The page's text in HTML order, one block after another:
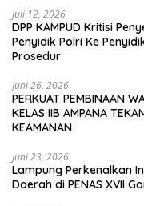
Juli 12, 2026
DPP KAMPUD Kritisi
Penyidik Polri Ke
Prosedur
Juni 26, 2026
PERKUAT PEMBINAAN
KELAS IIB AMPANA
KEAMANAN
Juni 23, 2026
Lampung Perkenalkan
Daerah di PENAS XVII